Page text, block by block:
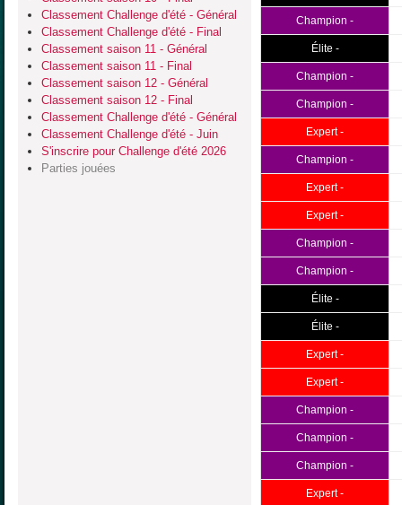
Classement Challenge d'été - Général
Classement Challenge d'été - Final
Classement saison 11 - Général
Classement saison 11 - Final
Classement saison 12 - Général
Classement saison 12 - Final
Classement Challenge d'été - Général
Classement Challenge d'été - Juin
S'inscrire pour Challenge d'été 2026
Parties jouées
Champion -
Élite -
Champion -
Champion -
Expert -
Champion -
Expert -
Expert -
Champion -
Champion -
Élite -
Élite -
Expert -
Expert -
Champion -
Champion -
Champion -
Expert -